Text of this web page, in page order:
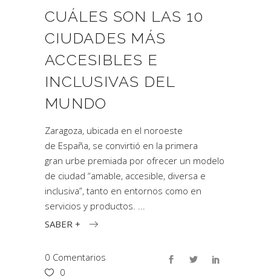
CUÁLES SON LAS 10
CIUDADES MÁS
ACCESIBLES E
INCLUSIVAS DEL
MUNDO
Zaragoza, ubicada en el noroeste
de España, se convirtió en la primera
gran urbe premiada por ofrecer un modelo
de ciudad “amable, accesible, diversa e
inclusiva”, tanto en entornos como en
servicios y productos.
SABER +
0 Comentarios
0